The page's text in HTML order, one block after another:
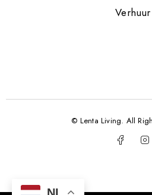
Verhuur
© Lenta Living. All